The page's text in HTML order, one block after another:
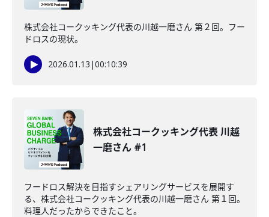
株式会社コークッキング代表の川越一磨さん 第２回。フー
ドロスの現状。
2026.01.13 |00:10:39
株式会社コークッキング代表 川越
一磨さん #1
フードロス解決を目指すシェアリングサービスを展開す
る、株式会社コークッキング代表の川越一磨さん 第１回。
料理人だったからできたこと。